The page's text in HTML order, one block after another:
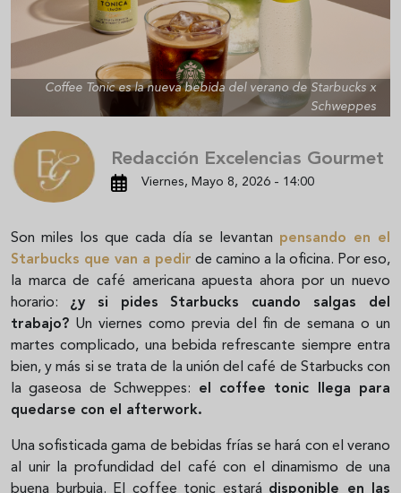
Coffee Tonic es la nueva bebida del verano de Starbucks x
Schweppes
Redacción Excelencias Gourmet
Viernes, Mayo 8, 2026 - 14:00
Son miles los que cada día se levantan pensando en el
Starbucks que van a pedir de camino a la oficina. Por eso,
la marca de café americana apuesta ahora por un nuevo
horario: ¿y si pides Starbucks cuando salgas del
trabajo? Un viernes como previa del fin de semana o un
martes complicado, una bebida refrescante siempre entra
bien, y más si se trata de la unión del café de Starbucks con
la gaseosa de Schweppes: el coffee tonic llega para
quedarse con el afterwork.
Una sofisticada gama de bebidas frías se hará con el verano
al unir la profundidad del café con el dinamismo de una
buena burbuja. El coffee tonic estará disponible en las